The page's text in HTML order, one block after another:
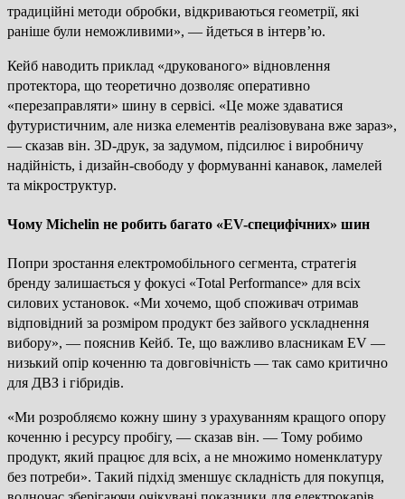
традиційні методи обробки, відкриваються геометрії, які
раніше були неможливими», — йдеться в інтерв’ю.
Кейб наводить приклад «друкованого» відновлення
протектора, що теоретично дозволяє оперативно
«перезаправляти» шину в сервісі. «Це може здаватися
футуристичним, але низка елементів реалізовувана вже зараз»,
— сказав він. 3D-друк, за задумом, підсилює і виробничу
надійність, і дизайн-свободу у формуванні канавок, ламелей
та мікроструктур.
Чому Michelin не робить багато «EV-специфічних» шин
Попри зростання електромобільного сегмента, стратегія
бренду залишається у фокусі «Total Performance» для всіх
силових установок. «Ми хочемо, щоб споживач отримав
відповідний за розміром продукт без зайвого ускладнення
вибору», — пояснив Кейб. Те, що важливо власникам EV —
низький опір коченню та довговічність — так само критично
для ДВЗ і гібридів.
«Ми розробляємо кожну шину з урахуванням кращого опору
коченню і ресурсу пробігу, — сказав він. — Тому робимо
продукт, який працює для всіх, а не множимо номенклатуру
без потреби». Такий підхід зменшує складність для покупця,